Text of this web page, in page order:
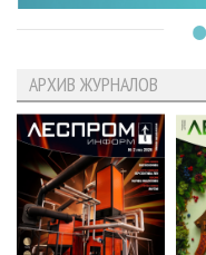
АРХИВ ЖУРНАЛОВ